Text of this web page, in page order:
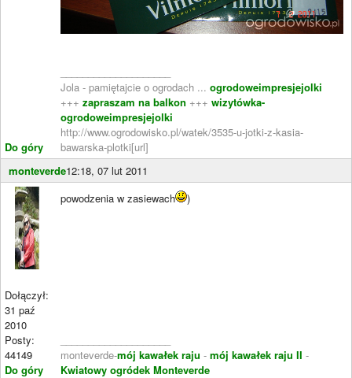
Do góry
Jola - pamiętajcie o ogrodach ... ogrodoweimpresjejolki
+++ zapraszam na balkon +++ wizytówka-
ogrodoweimpresjejolki
http://www.ogrodowisko.pl/watek/3535-u-jotki-z-kasia-
bawarska-plotki[url]
monteverde12:18, 07 lut 2011
Dołączył:
31 paź
2010
Posty:
44149
Do góry
powodzenia w zasiewach )
monteverde-mój kawałek raju - mój kawałek raju II -
Kwiatowy ogródek Monteverde